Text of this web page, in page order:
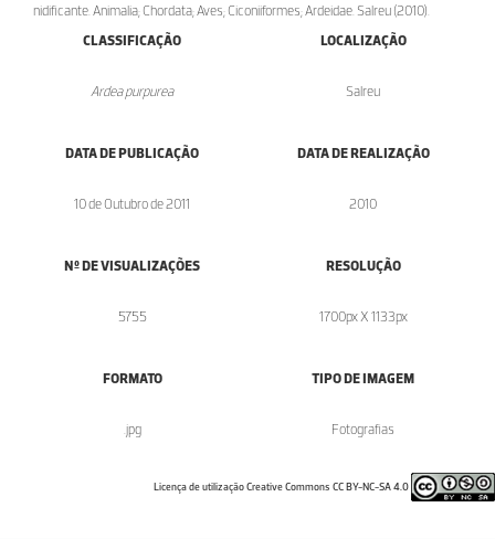
nidificante. Animalia; Chordata; Aves; Ciconiiformes; Ardeidae. Salreu (2010).
CLASSIFICAÇÃO
Ardea purpurea
LOCALIZAÇÃO
Salreu
DATA DE PUBLICAÇÃO
10 de Outubro de 2011
DATA DE REALIZAÇÃO
2010
Nº DE VISUALIZAÇÕES
5755
RESOLUÇÃO
1700px X 1133px
FORMATO
.jpg
TIPO DE IMAGEM
Fotografias
Licença de utilização Creative Commons CC BY-NC-SA 4.0